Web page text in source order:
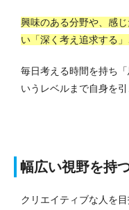
興味のある分野や、感
い「深く考え追求する
毎日考える時間を持ち
いうレベルまで自身を引
幅広い視野を持
クリエイティブな人を